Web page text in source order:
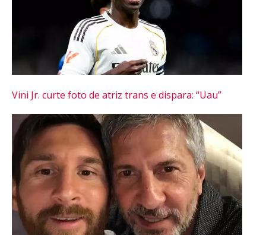
Vini Jr. curte foto de atriz trans e dispara: “Uau”
Flipboard
Reddit
Pinterest
Whatsapp
Email